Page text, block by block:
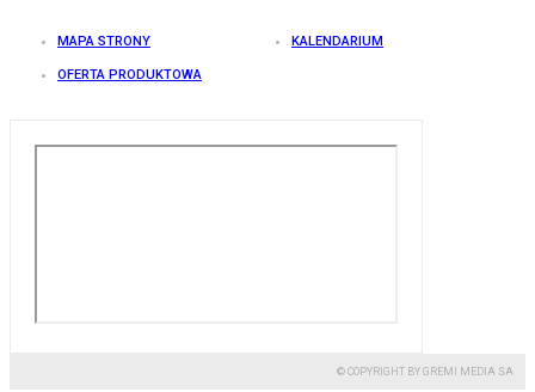
MAPA STRONY KALENDARIUM
OFERTA PRODUKTOWA
© COPYRIGHT BY GREMI MEDIA SA